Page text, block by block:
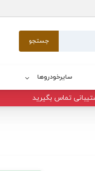
جستجو
سایرخودروها
تماس بگیرید